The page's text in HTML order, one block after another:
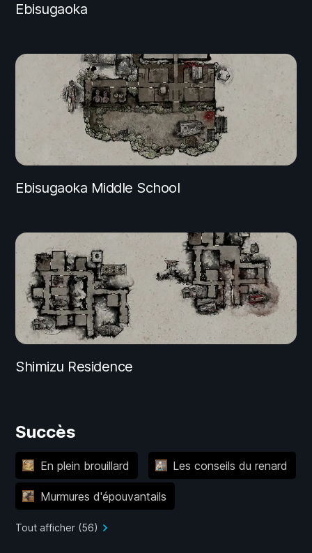
Ebisugaoka
Ebisugaoka Middle School
Shimizu Residence
Succès
En plein brouillard Les conseils du renard
Murmures d'épouvantails
Tout afficher (56)